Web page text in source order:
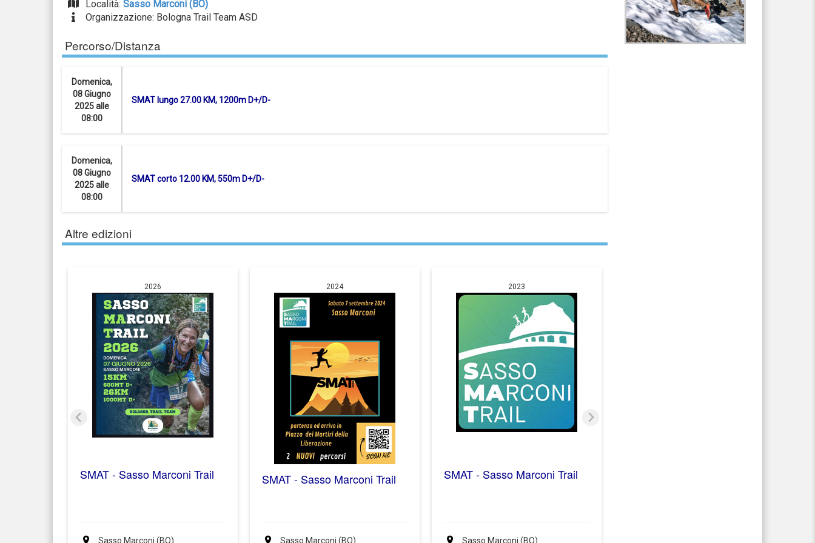
Località: Sasso Marconi (BO)
Organizzazione: Bologna Trail Team ASD
Percorso/Distanza
Domenica,
08 Giugno
2025 alle
08:00
SMAT lungo 27.00 KM, 1200m D+/D-
Domenica,
08 Giugno
2025 alle
08:00
SMAT corto 12.00 KM, 550m D+/D-
Altre edizioni
2026
SMAT - Sasso Marconi Trail
Sasso Marconi (BO)
2024
SMAT - Sasso Marconi Trail
Sasso Marconi (BO)
2023
SMAT - Sasso Marconi Trail
Sasso Marconi (BO)